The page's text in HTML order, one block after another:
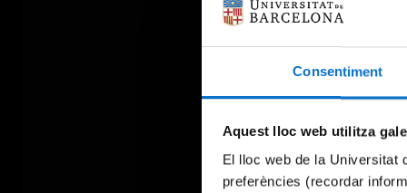
Consentiment
Aquest lloc web utilitza
El lloc web de la Universitat
preferències (recordar